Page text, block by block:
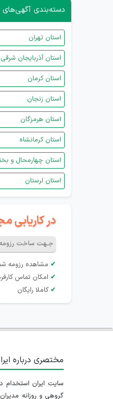
دسته‌بندی آگهی‌های
استان تهران
استان آذربایجان شرقی
استان کرمان
استان زنجان
استان هرمزگان
استان کرمانشاه
استان چهارمحال و
استان لرستان
در کاریابی
جـهت ساخت رزومه
✔ مشاهده رزومه
✔ امکان تماس
✔ کاملا رایگان
مختصری درباره
گروهی و روزانه